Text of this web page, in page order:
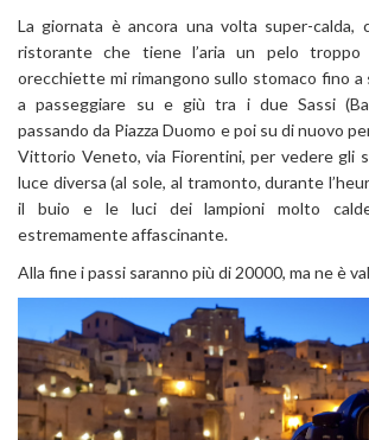
La giornata è ancora una volta super-calda,
ristorante che tiene l’aria un pelo
orecchiette mi rimangono sullo stomaco fino a
a passeggiare su e giù tra i due Sassi
passando da Piazza Duomo e poi su di nuovo
Vittorio Veneto, via Fiorentini, per vedere gli
luce diversa (al sole, al tramonto, durante
il buio e le luci dei lampioni molto
estremamente affascinante.
Alla fine i passi saranno più di 20000, ma ne è